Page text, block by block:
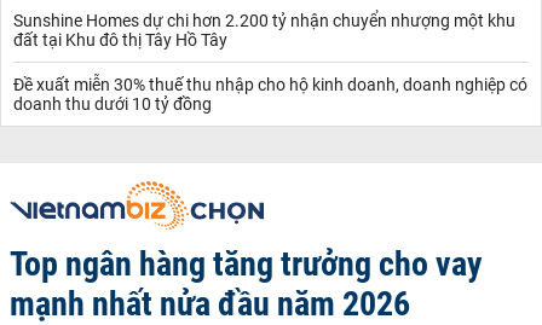
Sunshine Homes dự chi hơn 2.200 tỷ nhận chuyển nhượng một khu
đất tại Khu đô thị Tây Hồ Tây
Đề xuất miễn 30% thuế thu nhập cho hộ kinh doanh, doanh nghiệp có
doanh thu dưới 10 tỷ đồng
Top ngân hàng tăng trưởng cho vay
mạnh nhất nửa đầu năm 2026